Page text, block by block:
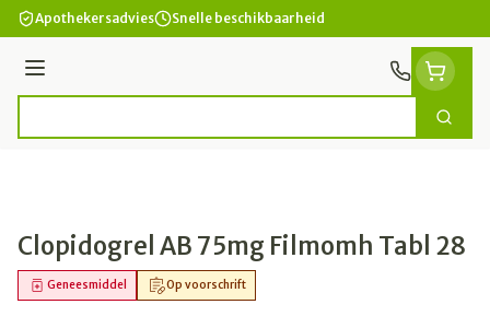
Ga naar de inhoud
Apothekersadvies Snelle beschikbaarheid
Menu
Zoek
Clopidogrel AB 75mg Filmomh Tabl 28
Op voorschrift
Geneesmiddel